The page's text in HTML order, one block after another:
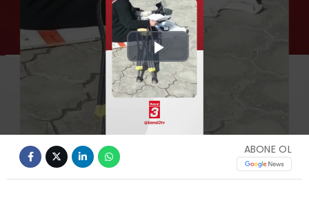
Play
Video
ABONE OL